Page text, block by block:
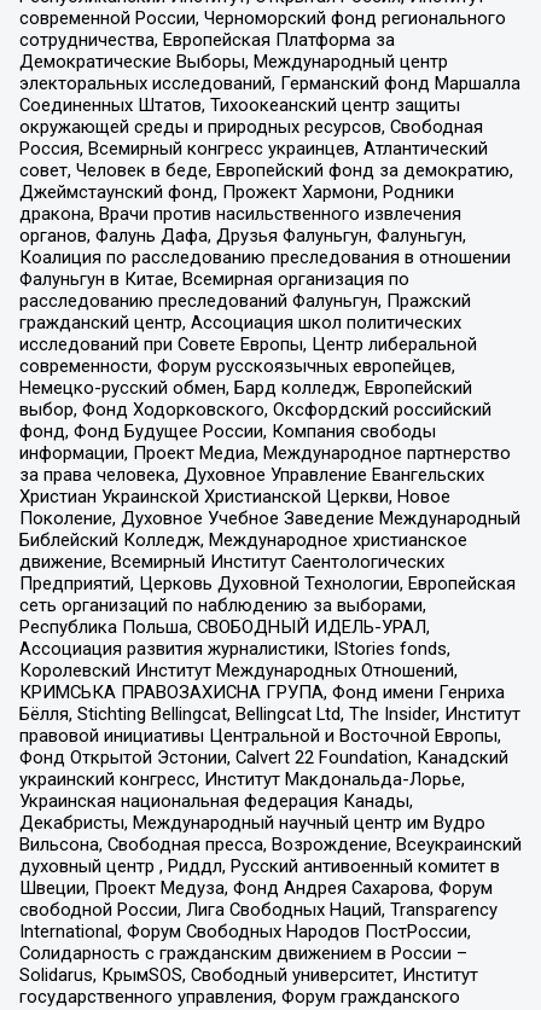
современной России, Черноморский фонд регионального
сотрудничества, Европейская Платформа за
Демократические Выборы, Международный центр
электоральных исследований, Германский фонд Маршалла
Соединенных Штатов, Тихоокеанский центр защиты
окружающей среды и природных ресурсов, Свободная
Россия, Всемирный конгресс украинцев, Атлантический
совет, Человек в беде, Европейский фонд за демократию,
Джеймстаунский фонд, Прожект Хармони, Родники
дракона, Врачи против насильственного извлечения
органов, Фалунь Дафа, Друзья Фалуньгун, Фалуньгун,
Коалиция по расследованию преследования в отношении
Фалуньгун в Китае, Всемирная организация по
расследованию преследований Фалуньгун, Пражский
гражданский центр, Ассоциация школ политических
исследований при Совете Европы, Центр либеральной
современности, Форум русскоязычных европейцев,
Немецко-русский обмен, Бард колледж, Европейский
выбор, Фонд Ходорковского, Оксфордский российский
фонд, Фонд Будущее России, Компания свободы
информации, Проект Медиа, Международное партнерство
за права человека, Духовное Управление Евангельских
Христиан Украинской Христианской Церкви, Новое
Поколение, Духовное Учебное Заведение Международный
Библейский Колледж, Международное христианское
движение, Всемирный Институт Саентологических
Предприятий, Церковь Духовной Технологии, Европейская
сеть организаций по наблюдению за выборами,
Республика Польша, СВОБОДНЫЙ ИДЕЛЬ-УРАЛ,
Ассоциация развития журналистики, IStories fonds,
Королевский Институт Международных Отношений,
КРИМСЬКА ПРАВОЗАХИСНА ГРУПА, Фонд имени Генриха
Бёлля, Stichting Bellingcat, Bellingcat Ltd, The Insider, Институт
правовой инициативы Центральной и Восточной Европы,
Фонд Открытой Эстонии, Calvert 22 Foundation, Канадский
украинский конгресс, Институт Макдональда-Лорье,
Украинская национальная федерация Канады,
Декабристы, Международный научный центр им Вудро
Вильсона, Свободная пресса, Возрождение, Всеукраинский
духовный центр , Риддл, Русский антивоенный комитет в
Швеции, Проект Медуза, Фонд Андрея Сахарова, Форум
свободной России, Лига Свободных Наций, Transparеncy
International, Форум Свободных Народов ПостРоссии,
Солидарность с гражданским движением в России –
Solidarus, КрымSOS, Свободный университет, Институт
государственного управления, Форум гражданского